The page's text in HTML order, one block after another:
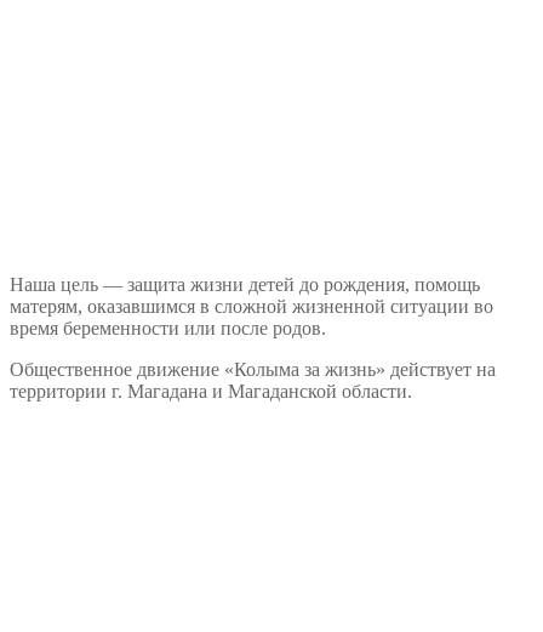
Наша цель — защита жизни детей до рождения, помощь
матерям, оказавшимся в сложной жизненной ситуации во
время беременности или после родов.
Общественное движение «Колыма за жизнь» действует на
территории г. Магадана и Магаданской области.